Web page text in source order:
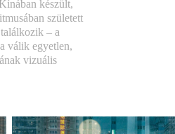
készült,
született
– a
válik egyetlen,
vizuális